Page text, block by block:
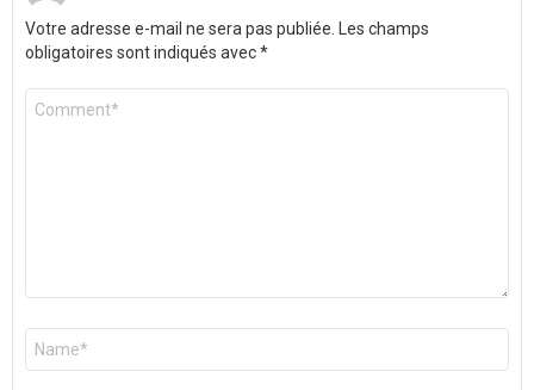
Votre adresse e-mail ne sera pas publiée.
Les champs
obligatoires sont indiqués avec*
Commentaire
Nom